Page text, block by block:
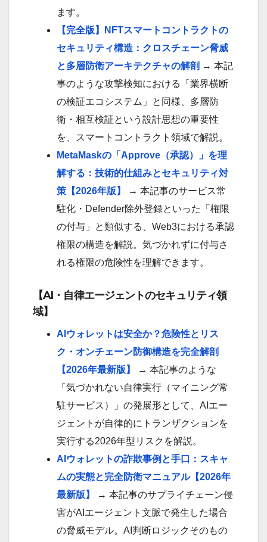
ます。
【完全版】NFTスマートコントラクトの
セキュリティ構造：クロスチェーン脅威
と多層防衛アーキテクチャの解剖 → 本記
事のような攻撃検知における「業界横断
の検証エコシステム」と同様、多層防
衛・相互検証という設計思想の重要性
を、スマートコントラクト領域で解説。
MetaMaskの「Approve（承認）」を理
解する：技術的仕組みとセキュリティ対
策【2026年版】
→ 本記事のサービス常
駐化・Defender除外登録といった「権限
の付与」と類似する、Web3における承認
権限の構造を解説。気づかれずに付与さ
れる権限の危険性を理解できます。
【AI・自律エージェントのセキュリティ領
域】
AIウォレットは安全か？危険性とリス
ク・オンチェーン防御構造を完全解剖
【2026年最新版】
→ 本記事のような
「気づかれない自律実行（マイニング常
駐サービス）」の発展形として、AIエー
ジェントが自律的にトランザクションを
実行する2026年型リスクを解説。
AIウォレットの詐欺事例と手口：スキャ
ムの実態と完全防衛マニュアル【2026年
最新版】
→ 本記事のサプライチェーン侵
害がAIエージェント文脈で発生した場合
の脅威モデル。AI判断ロジックそのもの